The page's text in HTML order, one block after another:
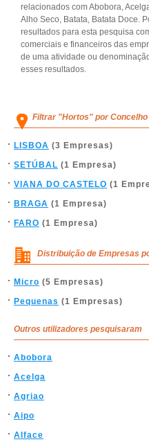
relacionados com Abobora,
Alho Seco, Batata, Batata Doce.
resultados para esta pesquisa
comerciais e financeiros das
de uma atividade ou
esses resultados.
Filtrar "Hortos" por Concelho
LISBOA (3 Empresas)
SETÚBAL (1 Empresa)
VIANA DO CASTELO (1
BRAGA (1 Empresa)
FARO (1 Empresa)
Distribuição de Empresas
Micro (5 Empresas)
Pequenas (1 Empresas)
Outros utilizadores pesquisaram
Abobora
Acelga
Agriao
Aipo
Alface